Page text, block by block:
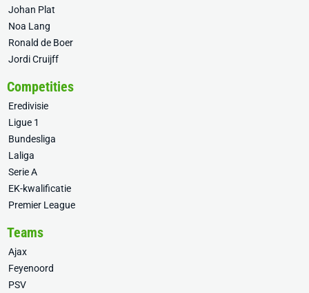
Johan Plat
Noa Lang
Ronald de Boer
Jordi Cruijff
Competities
Eredivisie
Ligue 1
Bundesliga
Laliga
Serie A
EK-kwalificatie
Premier League
Teams
Ajax
Feyenoord
PSV